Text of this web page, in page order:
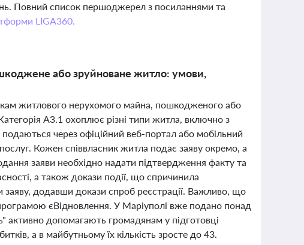
Повний список першоджерел з посиланнями та
LIGA360.
або зруйноване житло: умови,
житлового нерухомого майна, пошкодженого або
А3.1 охоплює різні типи житла, включно з
через офіційний веб-портал або мобільний
Кожен співвласник житла подає заяву окремо, а
заяви необхідно надати підтвердження факту та
а також докази події, що спричинила
додавши докази спроб реєстрації. Важливо, що
єВідновлення. У Маріуполі вже подано понад
активно допомагають громадянам у підготовці
а в майбутньому їх кількість зросте до 43.